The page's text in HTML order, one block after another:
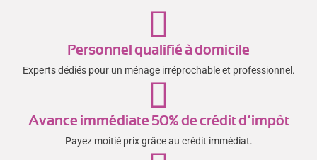
Personnel qualifié à domicile
Experts dédiés pour un ménage irréprochable et professionnel.
Avance immédiate 50% de crédit d’impôt
Payez moitié prix grâce au crédit immédiat.